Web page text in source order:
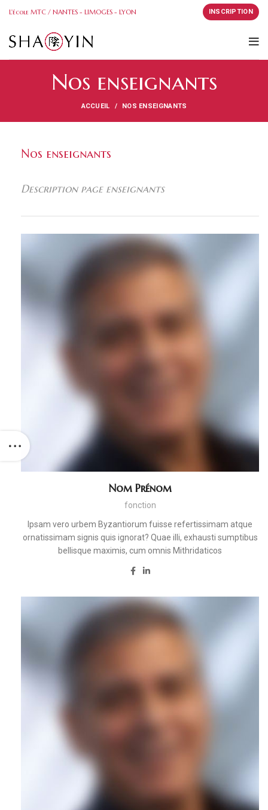
L'école MTC / NANTES - LIMOGES - LYON INSCRIPTION
Nos enseignants
ACCUEIL NOS ENSEIGNANTS
Nos enseignants
Description page enseignants
Nom Prénom
fonction
Ipsam vero urbem Byzantiorum fuisse refertissimam atque
ornatissimam signis quis ignorat? Quae illi, exhausti sumptibus
bellisque maximis, cum omnis Mithridaticos